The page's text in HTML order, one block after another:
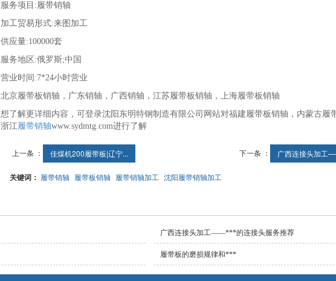
服务项目:履带销轴
加工贸易形式:来图加工
供应量:100000套
服务地区:俄罗斯;中国
营业时间:7*24小时营业
北京履带板销轴，广东销轴，广西销轴，江苏履带板销轴，上海履带板销轴
想了解更详细内容，可登录沈阳东明特钢制造有限公司网站对福建履带板销轴，内蒙古履
浙江履带销轴www.sydmtg.com进行了解
上一条 ： 佳煤机200履带板|辽宁... 下一条 ： 广西连接头加工
关键词： 履带销轴 履带板销轴 履带销轴加工 沈阳履带销轴加工
广西连接头加工——***的连接头服务推荐
履带板的磨损规律和***